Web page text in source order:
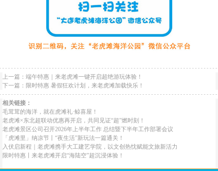
上一篇： 端午特惠｜来老虎滩一键开启超绝游玩体验！
下一篇： 限时特惠 暑假狂欢计划，来老虎滩加载快乐！
相关链接：
毛茸茸的海洋，就在虎滩礼·鲸喜屋！
老虎滩×东北超联动优惠再开启，共同见证“超”燃时刻！
老虎滩景区公司召开2026年上半年工作 总结暨下半年工作部署会议
「虎滩里」纳凉节丨“夜生活”新玩法一篇通关！
入伏启新程｜老虎滩携手大工建艺学院，以文创热忱赋能文旅新活力
限时特惠丨来老虎滩开启“海陆空”超沉浸体验！